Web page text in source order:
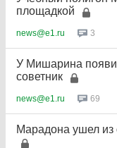
площадкой
news@e1.ru 3
У Мишарина
советник
news@e1.ru 69
Марадона ушел из